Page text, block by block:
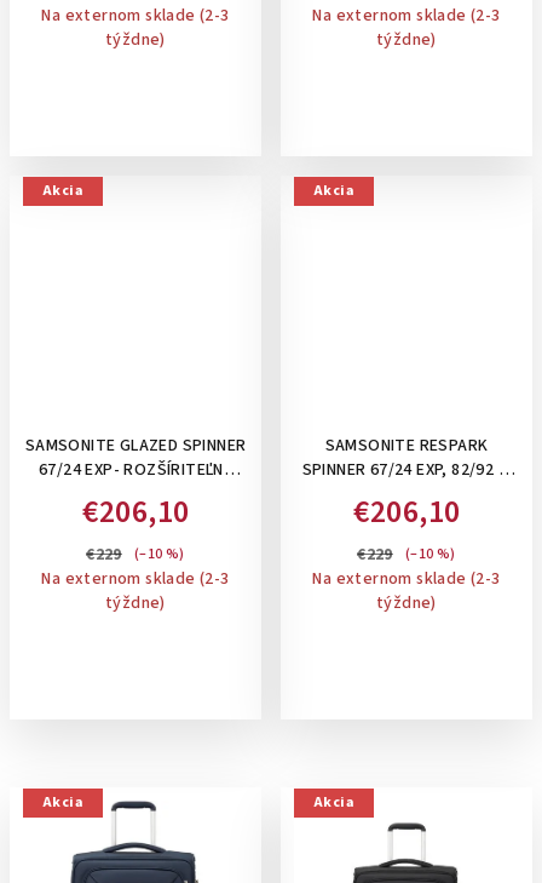
Na externom sklade (2-3
týždne)
Na externom sklade (2-3
týždne)
Akcia
SAMSONITE GLAZED SPINNER
67/24 EXP- ROZŠÍRITEĽNÝ
ELECTRIC BLUE
€206,10
€229 (–10 %)
Na externom sklade (2-3
týždne)
Akcia
SAMSONITE RESPARK
SPINNER 67/24 EXP, 82/92 L-
ROZŠÍRITEĽNÝ: MIDNIGHT
BLUE
€206,10
€229 (–10 %)
Na externom sklade (2-3
týždne)
Akcia Akcia